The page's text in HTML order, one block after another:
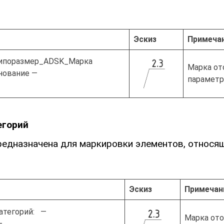
Эскиз
—
Марка
для маркировки элементов,
Эскиз
—
Марка